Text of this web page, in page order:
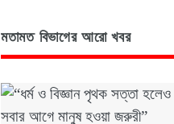
মতামত বিভাগের আরো খবর